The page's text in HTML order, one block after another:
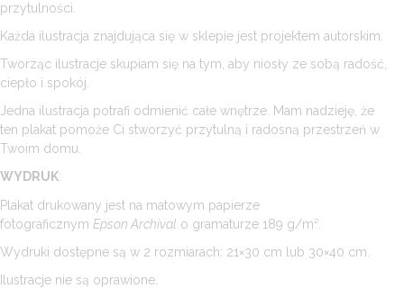
przytulności.
Każda ilustracja znajdująca się w sklepie jest projektem autorskim.
Tworząc ilustracje skupiam się na tym, aby niosły ze sobą radość,
ciepło i spokój.
Jedna ilustracja potrafi odmienić całe wnętrze. Mam nadzieję, że
ten plakat pomoże Ci stworzyć przytulną i radosną przestrzeń w
Twoim domu.
WYDRUK:
Plakat drukowany jest na matowym papierze
fotograficznym Epson Archival o gramaturze 189 g/m².
Wydruki dostępne są w 2 rozmiarach: 21×30 cm lub 30×40 cm.
Ilustracje nie są oprawione.